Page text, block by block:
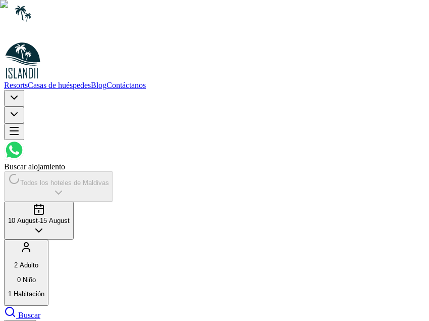
ResortsCasas de huéspedesBlogContáctanos
Buscar alojamiento
Todos los hoteles de Maldivas
10 August-15 August
2 Adulto
0 Niño
1 Habitación
Buscar